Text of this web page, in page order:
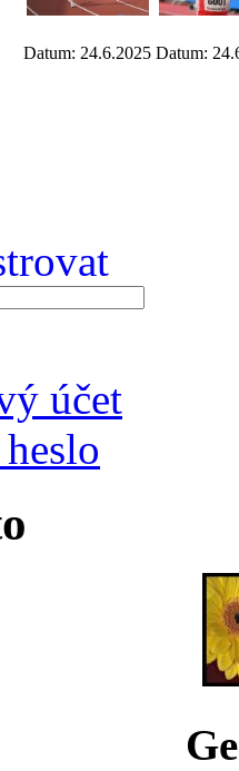
Datum: 24.6.2025 Datum:
účet